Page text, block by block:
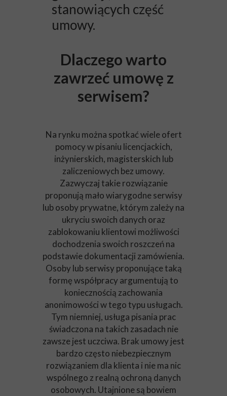
Dlaczego warto
zawrzeć umowę z
serwisem?
Na rynku można spotkać wiele ofert
pomocy w pisaniu licencjackich,
inżynierskich, magisterskich lub
zaliczeniowych bez umowy.
Zazwyczaj takie rozwiązanie
proponują mało wiarygodne serwisy
lub osoby prywatne, którym zależy na
ukryciu swoich danych oraz
zablokowaniu klientowi możliwości
dochodzenia swoich roszczeń na
podstawie dokumentacji zamówienia.
Osoby lub serwisy proponujące taką
formę współpracy argumentują to
koniecznością zachowania
anonimowości w tego typu usługach.
Tym niemniej, usługa pisania prac
świadczona na takich zasadach nie
zawsze jest uczciwa. Brak umowy jest
bardzo często niebezpiecznym
rozwiązaniem dla klienta i nie ma nic
wspólnego z realną ochroną danych
osobowych. Utajnione są bowiem
stanowiących część
umowy.